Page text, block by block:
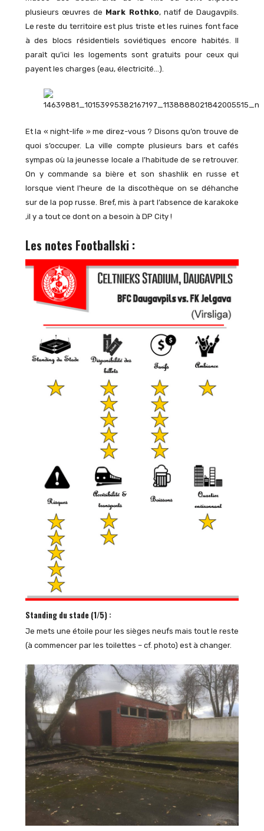
plusieurs œuvres de Mark Rothko, natif de Daugavpils.
Le reste du territoire est plus triste et les ruines font face
à des blocs résidentiels soviétiques encore habités. Il
paraît qu’ici les logements sont gratuits pour ceux qui
payent les charges (eau, électricité…).
Et la « night-life » me direz-vous ? Disons qu’on trouve de
quoi s’occuper. La ville compte plusieurs bars et cafés
sympas où la jeunesse locale a l’habitude de se retrouver.
On y commande sa bière et son shashlik en russe et
lorsque vient l’heure de la discothèque on se déhanche
sur de la pop russe. Bref, mis à part l’absence de karakoke
,il y a tout ce dont on a besoin à DP City !
Les notes Footballski :
Standing du stade (1/5) :
Je mets une étoile pour les sièges neufs mais tout le reste
(à commencer par les toilettes – cf. photo) est à changer.